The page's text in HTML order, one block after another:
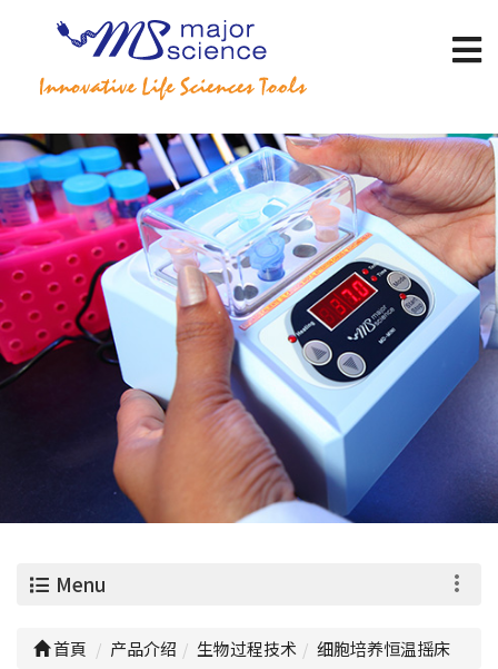
Menu
首頁 产品介绍 生物过程技术 细胞培养恒温摇床